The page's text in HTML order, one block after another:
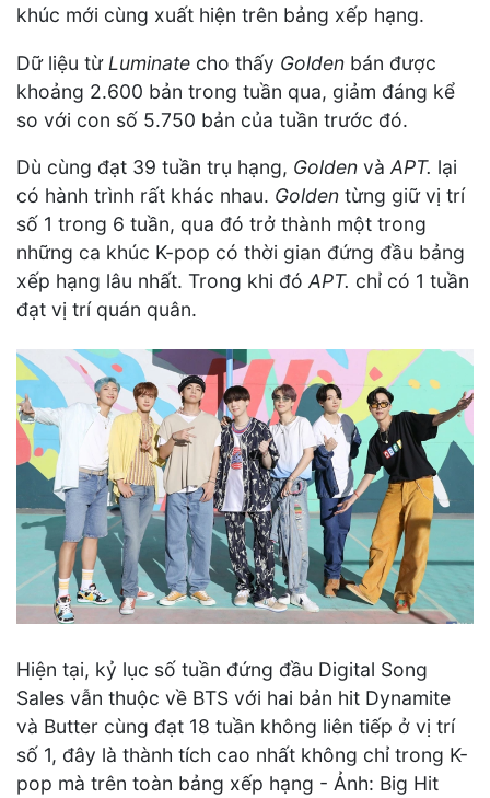
khúc mới cùng xuất hiện trên bảng xếp hạng.
Dữ liệu từ Luminate cho thấy Golden bán được
khoảng 2.600 bản trong tuần qua, giảm đáng kể
so với con số 5.750 bản của tuần trước đó.
Dù cùng đạt 39 tuần trụ hạng, Golden vàAPT. lại
có hành trình rất khác nhau. Golden từng giữ vị trí
số 1 trong 6 tuần, qua đó trở thành một trong
những ca khúc K-pop có thời gian đứng đầu bảng
xếp hạng lâu nhất. Trong khi đóAPT. chỉ có 1 tuần
đạt vị trí quán quân.
Hiện tại, kỷ lục số tuần đứng đầu Digital Song
Sales vẫn thuộc về BTS với hai bản hit Dynamite
và Butter cùng đạt 18 tuần không liên tiếp ở vị trí
số 1, đây là thành tích cao nhất không chỉ trong K-
pop mà trên toàn bảng xếp hạng - Ảnh: Big Hit